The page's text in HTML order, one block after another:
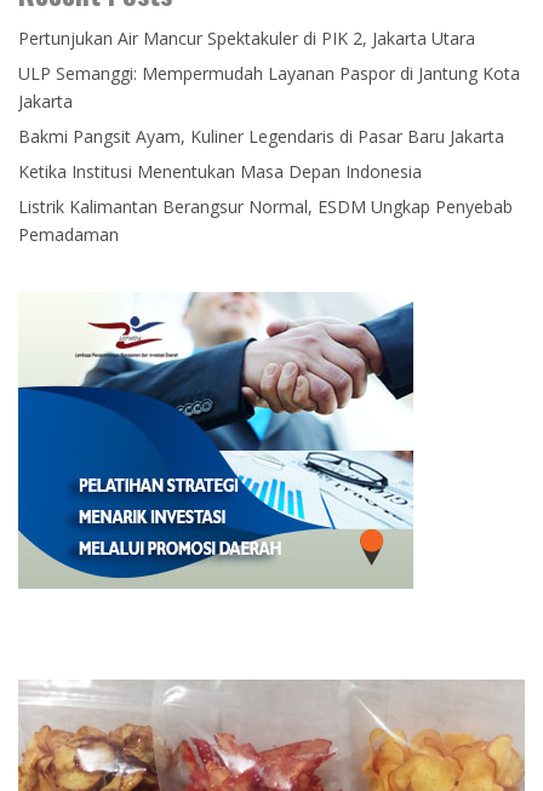
Pertunjukan Air Mancur Spektakuler di PIK 2, Jakarta Utara
ULP Semanggi: Mempermudah Layanan Paspor di Jantung Kota
Jakarta
Bakmi Pangsit Ayam, Kuliner Legendaris di Pasar Baru Jakarta
Ketika Institusi Menentukan Masa Depan Indonesia
Listrik Kalimantan Berangsur Normal, ESDM Ungkap Penyebab
Pemadaman